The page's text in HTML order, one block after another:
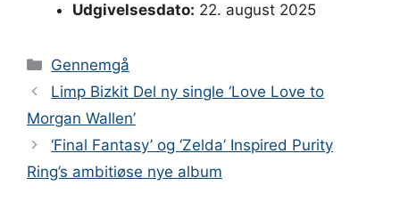
Udgivelsesdato: 22. august 2025
Kategorier
Gennemgå
Limp Bizkit Del ny single ‘Love Love to
Morgan Wallen’
‘Final Fantasy’ og ‘Zelda’ Inspired Purity
Ring’s ambitiøse nye album